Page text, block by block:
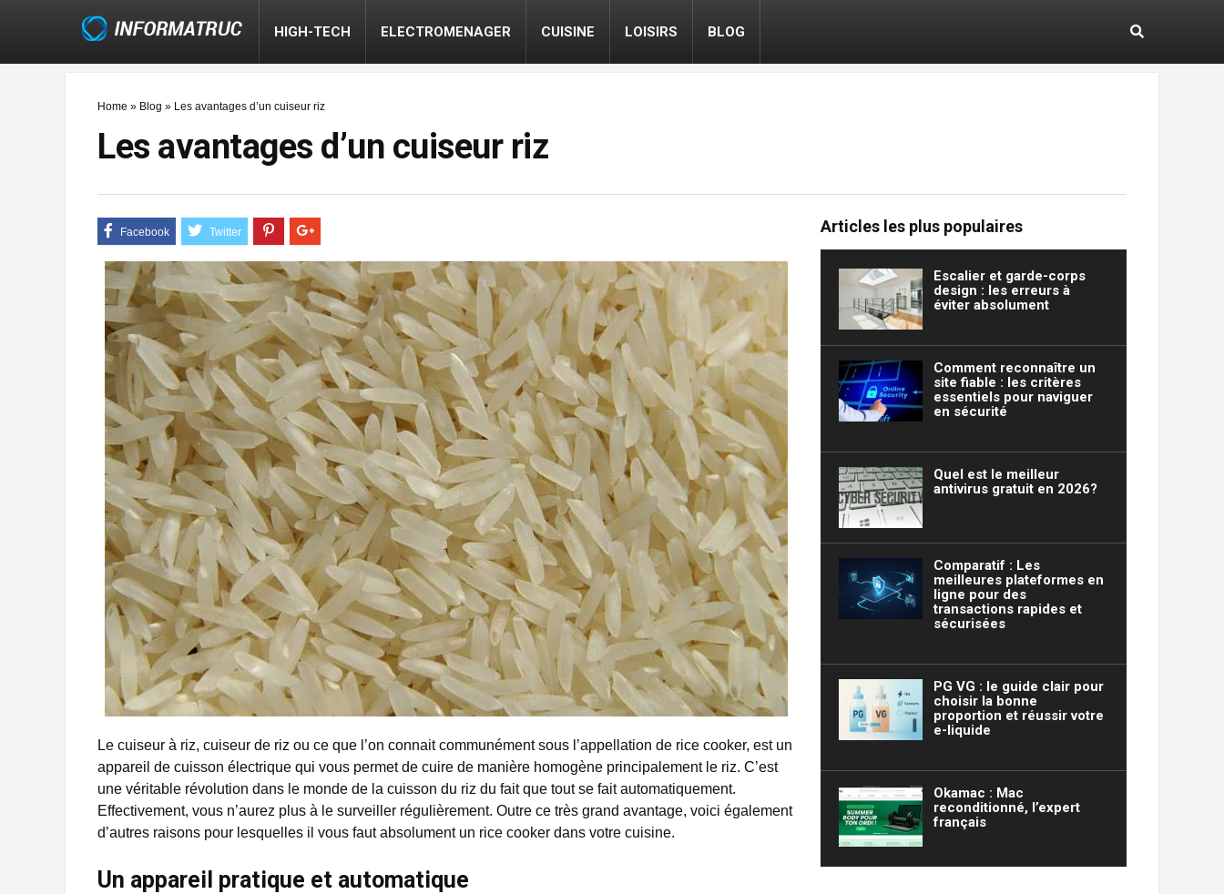
HIGH-TECH ELECTROMENAGER CUISINE LOISIRS BLOG
Home » Blog » Les avantages d’un cuiseur riz
Les avantages d’un cuiseur riz
Le cuiseur à riz, cuiseur de riz ou ce que l’on connait communément sous l’appellation de rice cooker, est un
appareil de cuisson électrique qui vous permet de cuire de manière homogène principalement le riz. C’est
une véritable révolution dans le monde de la cuisson du riz du fait que tout se fait automatiquement.
Effectivement, vous n’aurez plus à le surveiller régulièrement. Outre ce très grand avantage, voici également
d’autres raisons pour lesquelles il vous faut absolument un rice cooker dans votre cuisine.
Un appareil pratique et automatique
Articles les plus populaires
Escalier et garde-corps
design : les erreurs à
éviter absolument
Comment reconnaître un
site fiable : les critères
essentiels pour naviguer
en sécurité
Quel est le meilleur
antivirus gratuit en 2026?
Comparatif : Les
meilleures plateformes en
ligne pour des
transactions rapides et
sécurisées
PG VG : le guide clair pour
choisir la bonne
proportion et réussir votre
e-liquide
Okamac : Mac
reconditionné, l’expert
français